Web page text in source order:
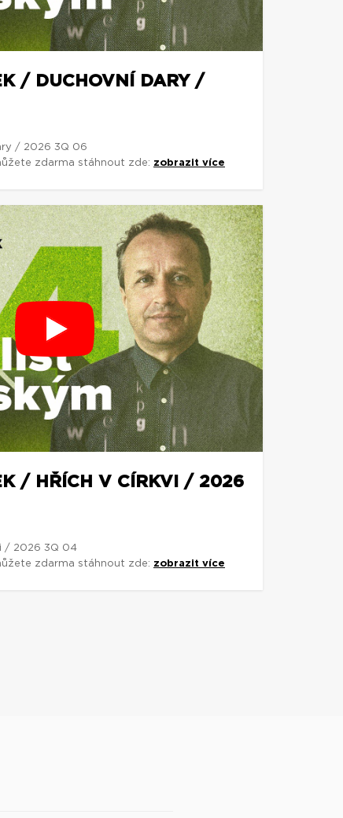
/ DUCHOVNÍ DARY /
/ 2026 3Q 06
zdarma stáhnout zde: zobrazit více
/ HŘÍCH V CÍRKVI / 2026
/ 2026 3Q 04
zdarma stáhnout zde: zobrazit více